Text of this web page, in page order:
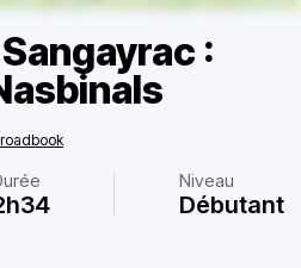
:
Niveau
Débutant